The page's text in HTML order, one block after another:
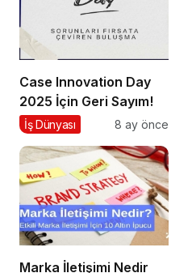
Case Innovation Day
2025 İçin Geri Sayım!
İş Dünyası 8 ay önce
Marka İletişimi Nedir